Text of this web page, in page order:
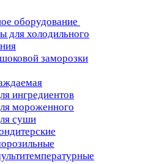
оборудование
для холодильного
заморозки
ингредиентов
мороженного
суши